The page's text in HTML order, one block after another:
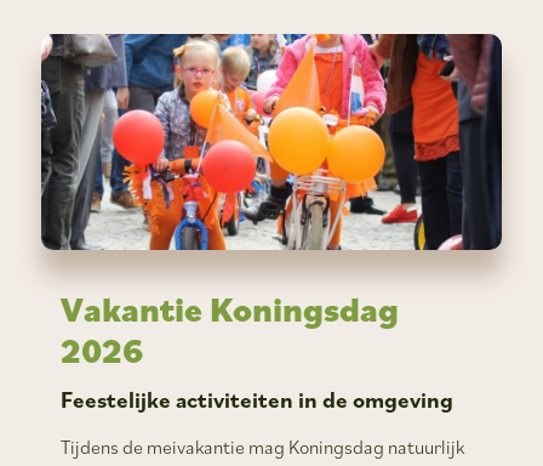
Vakantie Koningsdag
2026
Feestelijke activiteiten in de omgeving
Tijdens de meivakantie mag Koningsdag natuurlijk